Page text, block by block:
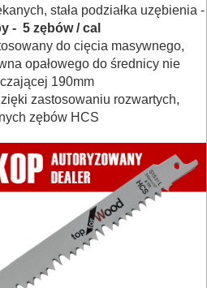
stała podziałka uzębienia -
- 5 zębów / cal
do cięcia masywnego,
opałowego do średnicy nie
190mm
zastosowaniu rozwartych,
zębów HCS